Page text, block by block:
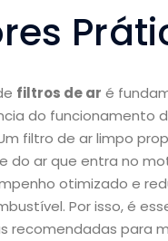
filtros de ar é
do funcionamento
filtro de ar limpo
do ar que entra no
otimizado e
Por isso, é
recomendadas para